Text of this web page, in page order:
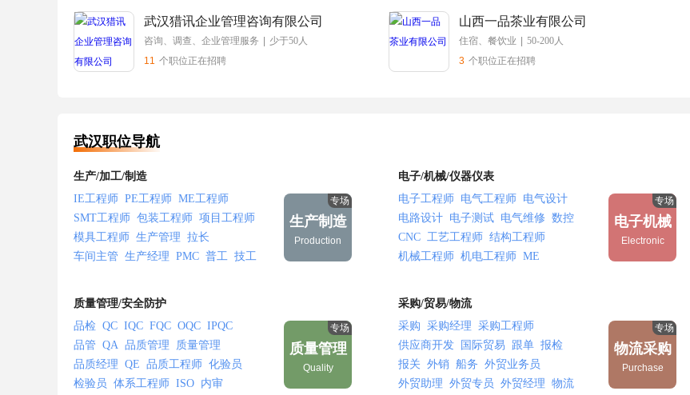
武汉猎讯企业管理咨询有限公司
咨询、调查、企业管理服务
少于50人
11 个职位正在招聘
山西一品茶业有限公司
住宿、餐饮业
50-200人
3 个职位正在招聘
武汉职位导航
生产/加工/制造
生产制造
Production
专场
IE工程师 PE工程师 ME工程师
SMT工程师 包装工程师 项目工程师
模具工程师 生产管理 拉长
车间主管 生产经理 PMC 普工 技工
注塑
电子/机械/仪器仪表
电子机械
Electronic
专场
电子工程师 电气工程师
电气设计
电路设计 电子测试 电气维修 数控
CNC 工艺工程师 结构工程师
机械工程师 机电工程师 ME
可靠性测试
质量管理/安全防护
质量管理
Quality
专场
品检 QC IQC FQC OQC IPQC
品管 QA 品质管理
质量管理
品质经理 QE 品质工程师 化验员
检验员 体系工程师 ISO 内审
采购/贸易/物流
物流采购
Purchase
专场
采购 采购经理 采购工程师
供应商开发
国际贸易 跟单 报检
报关 外销 船务 外贸业务员
外贸助理 外贸专员 外贸经理 物流